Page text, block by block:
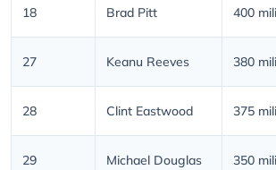
18 Brad Pitt 400
27 Keanu Reeves 380
28 Clint Eastwood 375
29 Michael Douglas 350